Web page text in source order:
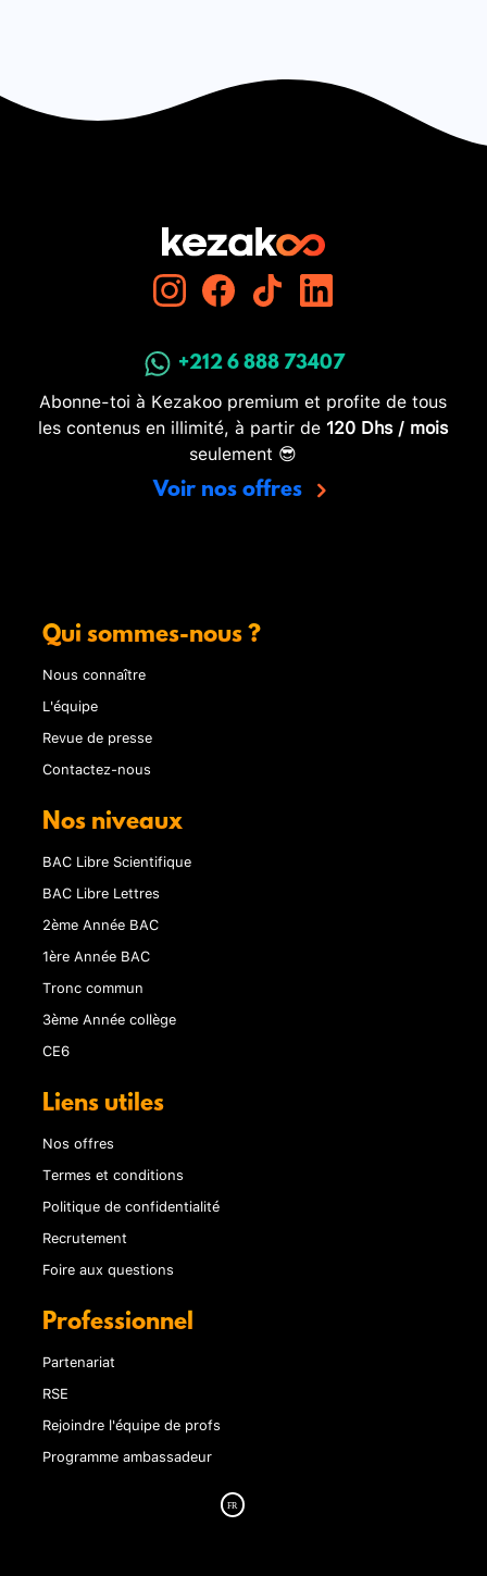
+212 6 888 73407
Abonne-toi à Kezakoo premium et profite de tous
les contenus en illimité, à partir de 120 Dhs / mois
seulement 😎
Voir nos offres
Qui sommes-nous ?
Nous connaître
L'équipe
Revue de presse
Contactez-nous
Nos niveaux
BAC Libre Scientifique
BAC Libre Lettres
2ème Année BAC
1ère Année BAC
Tronc commun
3ème Année collège
CE6
Liens utiles
Nos offres
Termes et conditions
Politique de confidentialité
Recrutement
Foire aux questions
Professionnel
Partenariat
RSE
Rejoindre l'équipe de profs
Programme ambassadeur